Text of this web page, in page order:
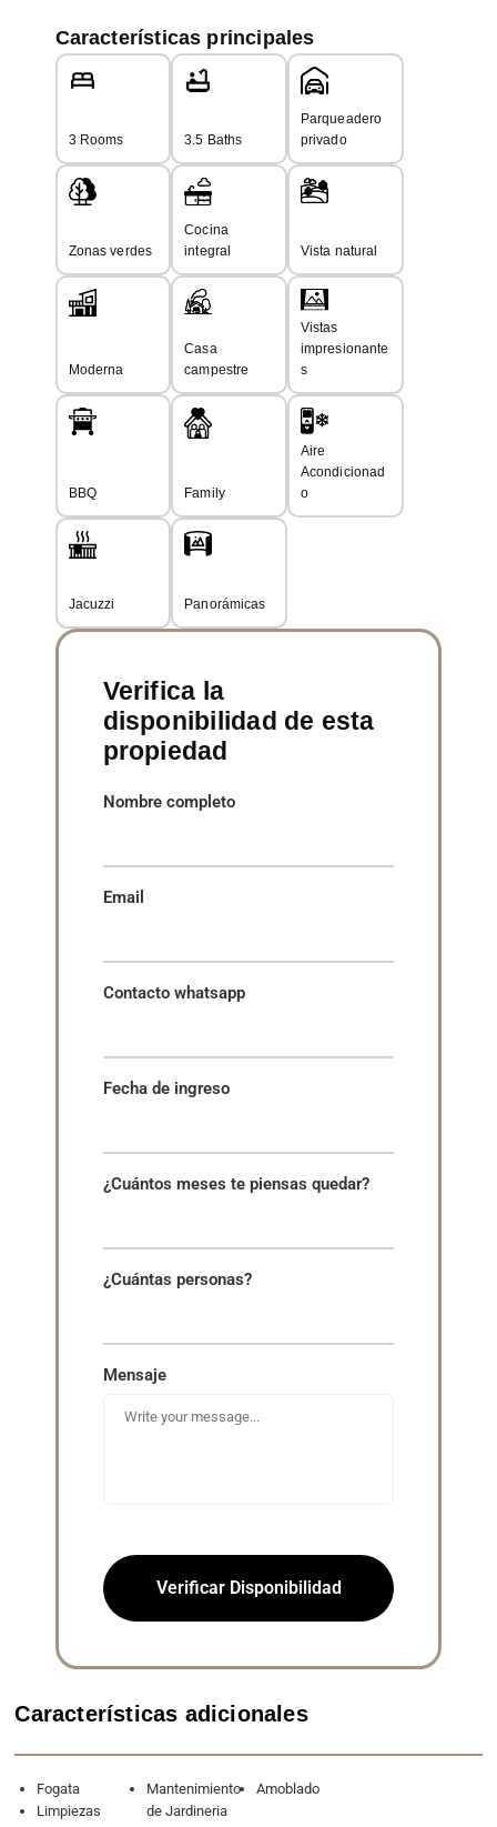
a un (1) mes de alquiler)
Internet de alta velocidad, y servicios incluidos con limite
máximo
Lavadora & secadora
Los eventos sociales están prohibidos, así como también
música con alto volumen o ruidos que puedan molestar a los
vecinos
Características principales
3 Rooms 3.5 Baths
Parqueadero
privado
Zonas verdes
Cocina
integral
Vista natural
Moderna
Casa
campestre
Vistas
impresionante
s
BBQ Family
Aire
Acondicionad
o
Jacuzzi Panorámicas
Verifica la
disponibilidad de esta
propiedad
Nombre completo
Email
Contacto whatsapp
Fecha de ingreso
¿Cuántos meses te piensas quedar?
¿Cuántas personas?
Mensaje
Verificar Disponibilidad
Características adicionales
Fogata
Limpiezas
Mantenimiento
de Jardineria
Amoblado